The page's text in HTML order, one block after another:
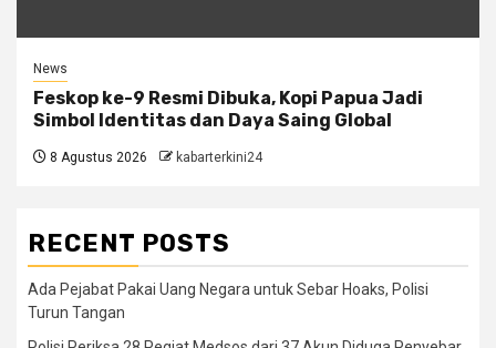
News
Feskop ke-9 Resmi Dibuka, Kopi Papua Jadi
Simbol Identitas dan Daya Saing Global
8 Agustus 2026 kabarterkini24
RECENT POSTS
Ada Pejabat Pakai Uang Negara untuk Sebar Hoaks, Polisi
Turun Tangan